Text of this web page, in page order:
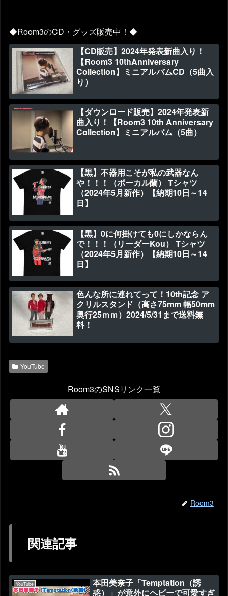
◆Room3のCD・グッズ販売中！◆
【CD販売】2024年発表新曲入り！
【Room3 10thAnniversary
Collection】ミニアルバムCD（5曲入
り）
【ダウンロード販売】2024年発表新
曲入り！【Room3 10th Anniversary
Collection】ミニアルバム（5曲）
【黒】不器用こそが私の武器なん
や！！！（ボーカル蘭） Tシャツ
（2024年5月新作）【納期10日～14
日】
【黒】0に何掛けても0にしかならん
で！！！（リーダーKou） Tシャツ
（2024年5月新作）【納期10日～14
日】
色んな所に連れてって！10th記念 ア
クリルスタンド（高さ75mm 幅50mm
奥行25ｍｍ）2024/5/31まで送料無
料！
YouTube
Room3のSNSリンク一覧
Room3
関連記事
YouTube
本田美奈子「Temptation（誘
惑）」が意外にヘビーで可愛すぎ